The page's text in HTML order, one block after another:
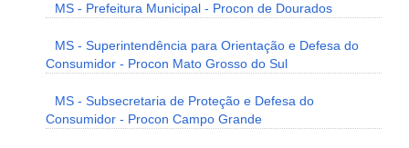
MS - Prefeitura Municipal - Procon de Dourados
MS - Superintendência para Orientação e Defesa do
Consumidor - Procon Mato Grosso do Sul
MS - Subsecretaria de Proteção e Defesa do
Consumidor - Procon Campo Grande